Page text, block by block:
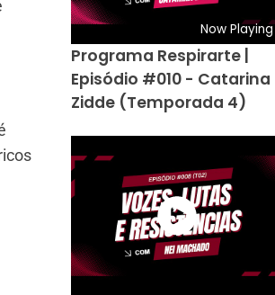
Now Playing
Programa Respirarte |
Episódio #010 - Catarina
Zidde (Temporada 4)